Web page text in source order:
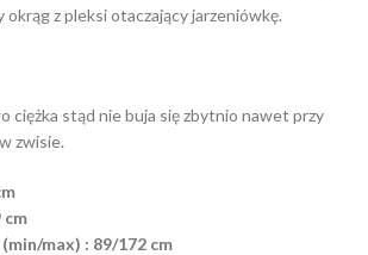
okrąg z pleksi otaczający jarzeniówkę.
ciężka stąd nie buja się zbytnio nawet przy
zwisie.
cm
max) : 89/172 cm